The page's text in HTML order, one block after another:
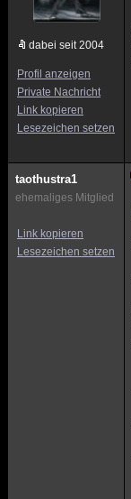
dabei seit 2004
Profil anzeigen
Private Nachricht
Link kopieren
Lesezeichen setzen
taothustra1
ehemaliges Mitglied
Link kopieren
Lesezeichen setzen